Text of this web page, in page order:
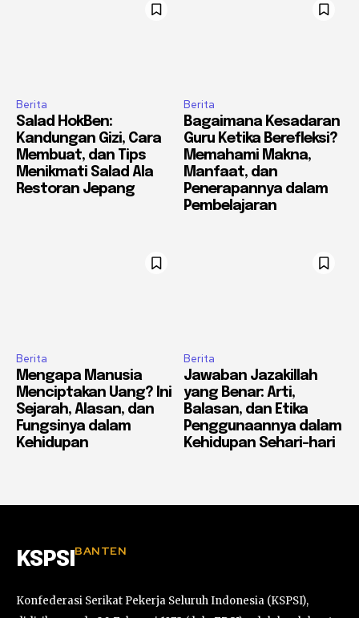
Berita
Salad HokBen:
Kandungan Gizi, Cara
Membuat, dan Tips
Menikmati Salad Ala
Restoran Jepang
Berita
Bagaimana Kesadaran
Guru Ketika Berefleksi?
Memahami Makna,
Manfaat, dan
Penerapannya dalam
Pembelajaran
Berita
Mengapa Manusia
Menciptakan Uang? Ini
Sejarah, Alasan, dan
Fungsinya dalam
Kehidupan
Berita
Jawaban Jazakillah
yang Benar: Arti,
Balasan, dan Etika
Penggunaannya dalam
Kehidupan Sehari-hari
KSPSI BANTEN
Konfederasi Serikat Pekerja Seluruh Indonesia (KSPSI),